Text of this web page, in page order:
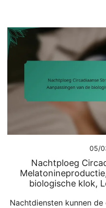
05/
Nachtploeg
biologische klok,
Nachtdiensten kunnen